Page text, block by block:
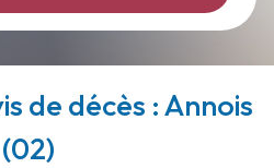
de décès : Annois
(02)